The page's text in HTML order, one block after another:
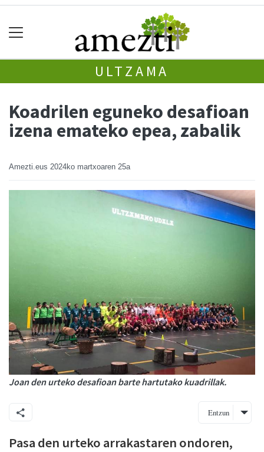
ULTZAMA
Koadrilen eguneko desafioan
izena emateko epea, zabalik
Amezti.eus 2024ko martxoaren 25a
Joan den urteko desafioan barte hartutako kuadrillak.
Entzun
Pasa den urteko arrakastaren ondoren,